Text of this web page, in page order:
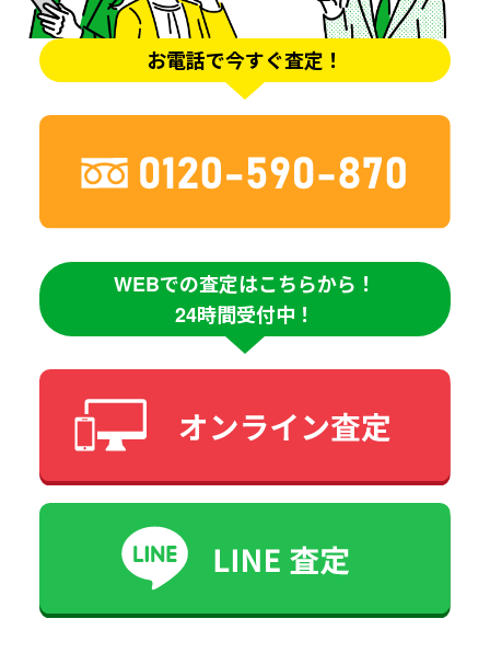
お電話で今すぐ査定！
WEBでの査定はこちらから！
24時間受付中！